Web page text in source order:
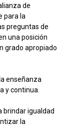
de
para la
preguntas de
una posición
grado apropiado
enseñanza
y continua.
brindar igualdad
la